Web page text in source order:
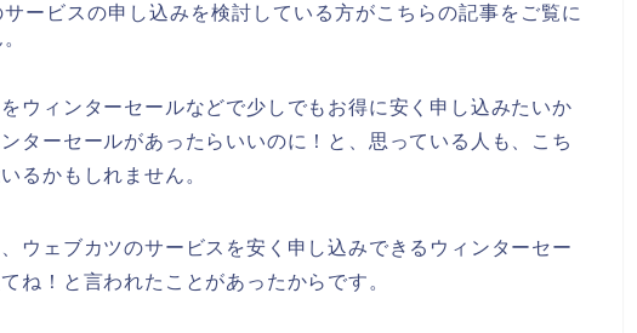
ービスの申し込みを検討している方がこちらの記事をご覧に
ウィンターセールなどで少しでもお得に安く申し込みたいか
ターセールがあったらいいのに！と、思っている人も、こち
るかもしれません。
ウェブカツのサービスを安く申し込みできるウィンターセー
ね！と言われたことがあったからです。